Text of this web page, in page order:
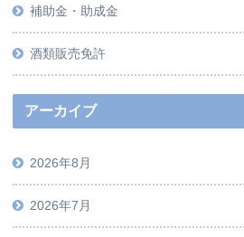
補助金・助成金
酒類販売免許
アーカイブ
2026年8月
2026年7月